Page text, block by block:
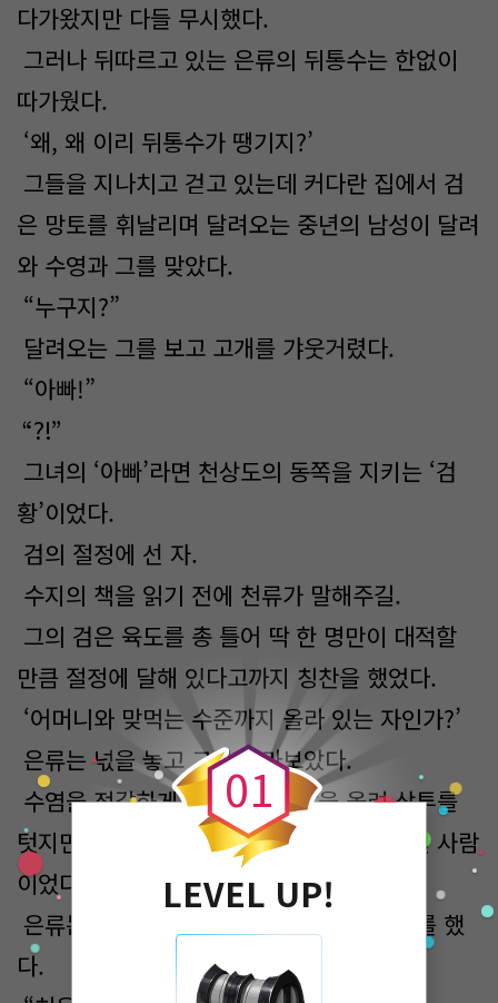
다가왔지만 다들 무시했다.
그러나 뒤따르고 있는 은류의 뒤통수는 한없이
따가웠다.
‘왜, 왜 이리 뒤통수가 땡기지?’
그들을 지나치고 걷고 있는데 커다란 집에서 검
은 망토를 휘날리며 달려오는 중년의 남성이 달려
와 수영과 그를 맞았다.
“누구지?”
달려오는 그를 보고 고개를 갸웃거렸다.
“아빠!”
“?!”
그녀의 ‘아빠’라면 천상도의 동쪽을 지키는 ‘검
황’이었다.
검의 절정에 선 자.
수지의 책을 읽기 전에 천류가 말해주길.
그의 검은 육도를 총 틀어 딱 한 명만이 대적할
만큼 절정에 달해 있다고까지 칭찬을 했었다.
‘어머니와 맞먹는 수준까지 올라 있는 자인가?’
은류는 넋을 놓고 그를 바라보았다.
수염을 정갈하게 기르고 머리칼을 올려 상투를
텃지만 어느 무협지에서나 나올 것처럼 생긴 사람
이었다.
은류는 바로 앞까지 다가온 검황에게 인사를 했
다.
0
0
1
LEVEL UP!